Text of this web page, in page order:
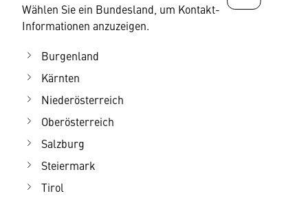
Wählen Sie ein Bundesland, um Kontakt-
Informationen anzuzeigen.
Burgenland
Kärnten
Niederösterreich
Oberösterreich
Salzburg
Steiermark
Tirol